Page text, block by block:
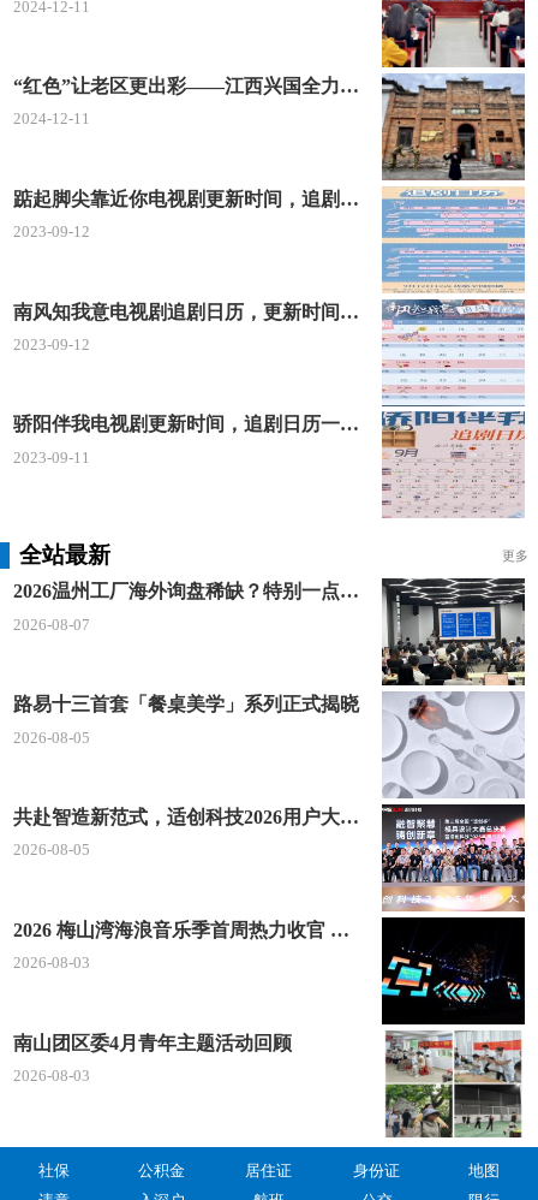
2024-12-11
“红色”让老区更出彩——江西兴国全力打造红色文化传承发展创新示范区
2024-12-11
踮起脚尖靠近你电视剧更新时间，追剧日历及剧情简介
2023-09-12
南风知我意电视剧追剧日历，更新时间一览表
2023-09-12
骄阳伴我电视剧更新时间，追剧日历一览表
2023-09-11
全站最新 更多
2026温州工厂海外询盘稀缺？特别一点AI 短视频引流 + 麦穗智能获客谷歌定制独立站双渠道拓客！
2026-08-07
路易十三首套「餐桌美学」系列正式揭晓
2026-08-05
共赴智造新范式，适创科技2026用户大会将于深圳启幕
2026-08-05
2026 梅山湾海浪音乐季首周热力收官 文体旅深度融合点燃滨海夏日经济
2026-08-03
南山团区委4月青年主题活动回顾
2026-08-03
社保 公积金 居住证 身份证
地图